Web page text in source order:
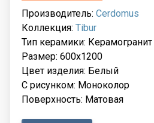
Производитель: Cerdomus
Коллекция: Tibur
Тип керамики: Керамогранит
Размер: 600x1200
Цвет изделия: Белый
С рисунком: Моноколор
Поверхность: Матовая